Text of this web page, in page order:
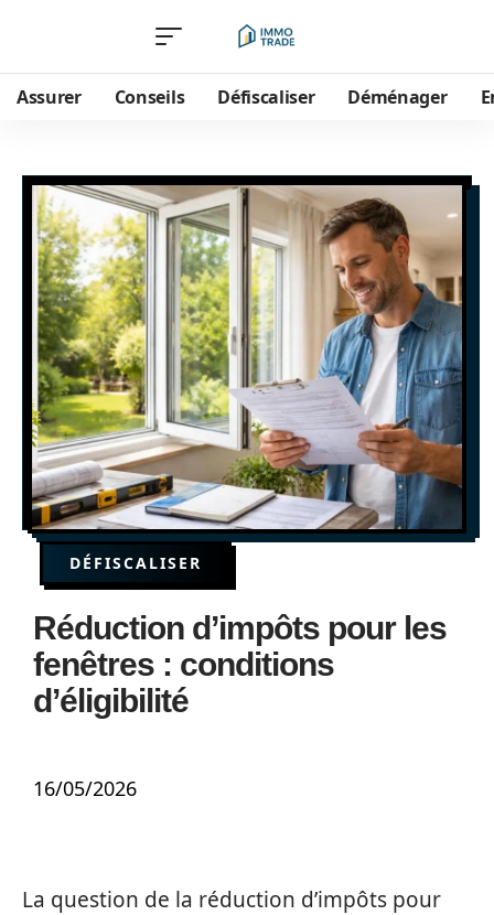
Assurer Conseils Défiscaliser Déménager
DÉFISCALISER
Réduction d’impôts pour les
fenêtres : conditions
d’éligibilité
16/05/2026
La question de la réduction d’impôts pour